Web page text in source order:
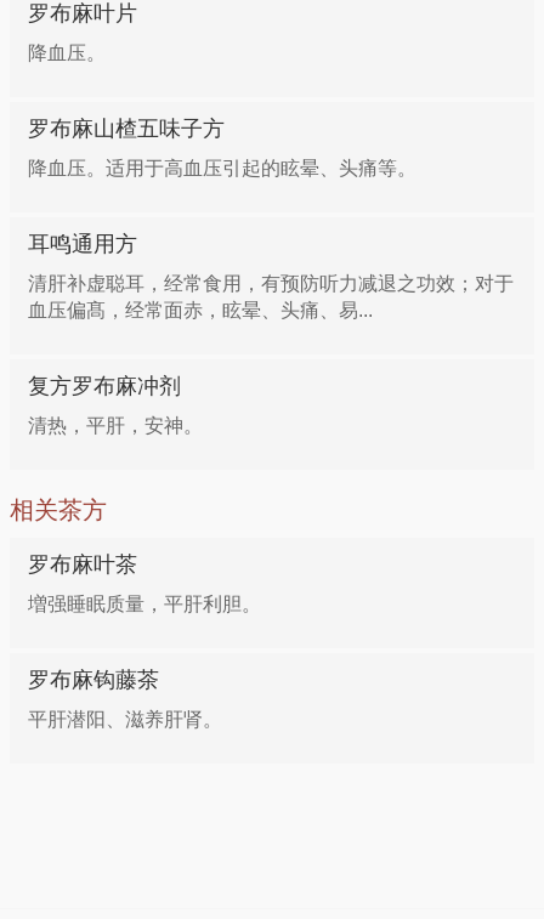
罗布麻叶片
降血压。
罗布麻山楂五味子方
降血压。适用于高血压引起的眩晕、头痛等。
耳鸣通用方
清肝补虚聪耳，经常食用，有预防听力减退之功效；对于
血压偏髙，经常面赤，眩晕、头痛、易...
复方罗布麻冲剂
清热，平肝，安神。
相关茶方
罗布麻叶茶
増强睡眠质量，平肝利胆。
罗布麻钩藤茶
平肝潜阳、滋养肝肾。